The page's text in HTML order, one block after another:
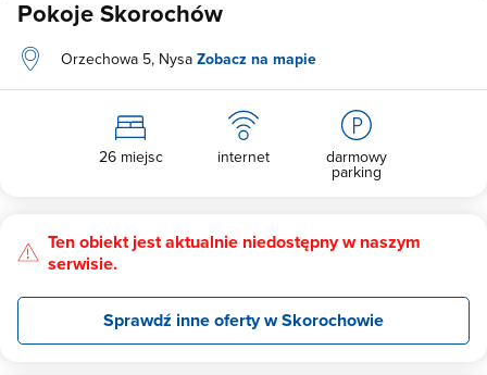
Pokoje Skorochów
Orzechowa 5, Nysa Zobacz na mapie
26 miejsc internet darmowy
parking
Ten obiekt jest aktualnie niedostępny w naszym
serwisie.
Sprawdź inne oferty w Skorochowie